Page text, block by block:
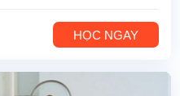
HỌC NGAY